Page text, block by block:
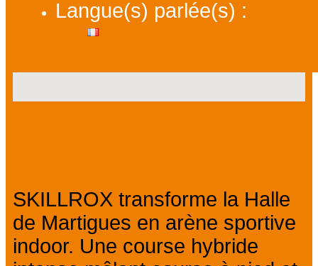
Langue(s) parlée(s) :
SKILLROX transforme la Halle
de Martigues en arène sportive
indoor. Une course hybride